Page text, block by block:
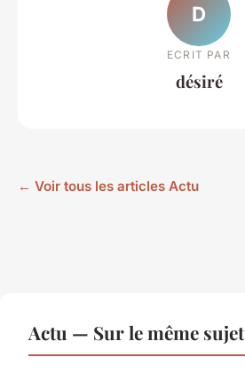
D
ECRIT PAR
désiré
← Voir tous les articles Actu
Actu — Sur le même sujet